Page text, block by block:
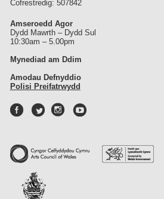
Cofrestredig: 507842
Amseroedd Agor
Dydd Mawrth – Dydd Sul
10:30am – 5.00pm
Mynediad am Ddim
Amodau Defnyddio
Polisi Preifatrwydd